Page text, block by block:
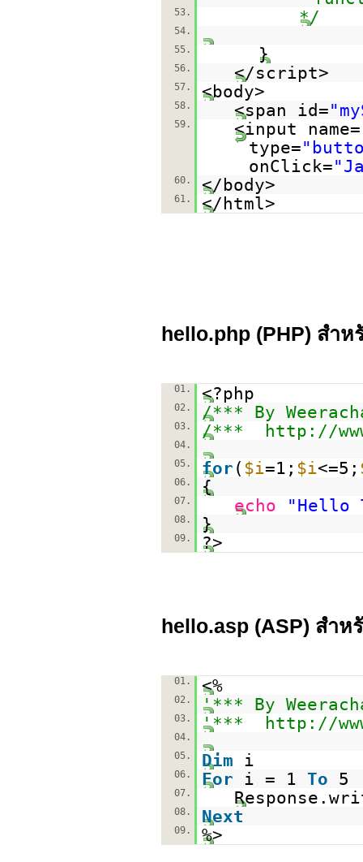
53. */
54.
55.
}
56. </script>
57. <body>
58. <span id=
59. <input name=
type=
onClick=
60. </body>
61. </html>
hello.php (PHP) สำห
01. <?php
02. /*** By
03. /*** http://
04.
05.
for ( $i=1; $i<=5;
06. {
07. echo "Hello
08. }
09. ?>
hello.asp (ASP) สำห
01. <%
02. '*** By
03. '*** http://
04.
05.
Dim i
06. For i = 1 To 5
07.
08. Next
09. %>